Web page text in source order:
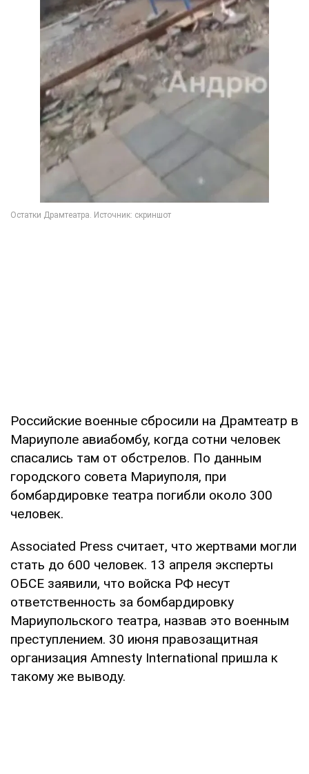
Российские военные сбросили на Драмтеатр в
Мариуполе авиабомбу, когда сотни человек
спасались там от обстрелов. По данным
городского совета Мариуполя, при
бомбардировке театра погибли около 300
человек.
Associated Press считает, что жертвами могли
стать до 600 человек. 13 апреля эксперты
ОБСЕ заявили, что войска РФ несут
ответственность за бомбардировку
Мариупольского театра, назвав это военным
преступлением. 30 июня правозащитная
организация Amnesty International пришла к
такому же выводу.